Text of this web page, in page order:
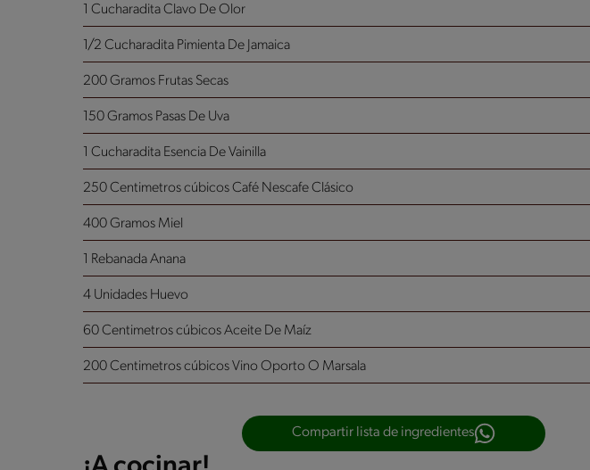
1 Cucharadita Clavo De Olor
1/2 Cucharadita Pimienta De Jamaica
200 Gramos Frutas Secas
150 Gramos Pasas De Uva
1 Cucharadita Esencia De Vainilla
250 Centimetros cúbicos Café Nescafe Clásico
400 Gramos Miel
1 Rebanada Anana
4 Unidades Huevo
60 Centimetros cúbicos Aceite De Maíz
200 Centimetros cúbicos Vino Oporto O Marsala
Compartir lista de ingredientes